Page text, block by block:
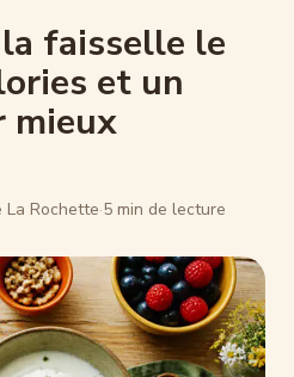
faisselle le
et un
mieux
La Rochette·5 min de lecture